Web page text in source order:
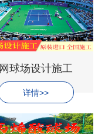
网球场设计施工
详情>>